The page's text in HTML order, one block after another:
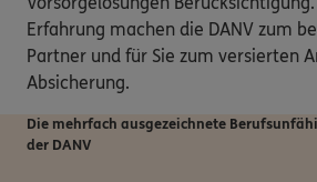
Erfahrung machen die DANV zum
Partner und für Sie zum versierten
Absicherung.
Die mehrfach ausgezeichnete
der DANV